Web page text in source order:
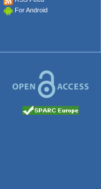
For Android